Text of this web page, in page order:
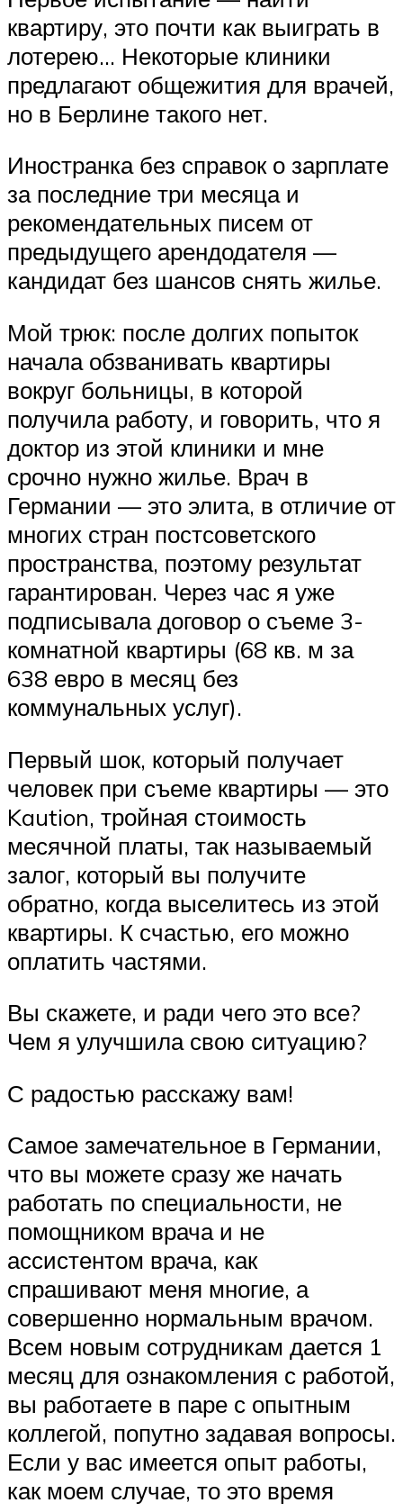
квартиру, это почти как выиграть в
лотерею… Некоторые клиники
предлагают общежития для врачей,
но в Берлине такого нет.
Иностранка без справок о зарплате
за последние три месяца и
рекомендательных писем от
предыдущего арендодателя —
кандидат без шансов снять жилье.
Мой трюк: после долгих попыток
начала обзванивать квартиры
вокруг больницы, в которой
получила работу, и говорить, что я
доктор из этой клиники и мне
срочно нужно жилье. Врач в
Германии — это элита, в отличие от
многих стран постсоветского
пространства, поэтому результат
гарантирован. Через час я уже
подписывала договор о съеме 3-
комнатной квартиры (68 кв. м за
638 евро в месяц без
коммунальных услуг).
Первый шок, который получает
человек при съеме квартиры — это
Kaution, тройная стоимость
месячной платы, так называемый
залог, который вы получите
обратно, когда выселитесь из этой
квартиры. К счастью, его можно
оплатить частями.
Вы скажете, и ради чего это все?
Чем я улучшила свою ситуацию?
С радостью расскажу вам!
Самое замечательное в Германии,
что вы можете сразу же начать
работать по специальности, не
помощником врача и не
ассистентом врача, как
спрашивают меня многие, а
совершенно нормальным врачом.
Всем новым сотрудникам дается 1
месяц для ознакомления с работой,
вы работаете в паре с опытным
коллегой, попутно задавая вопросы.
Если у вас имеется опыт работы,
как моем случае, то это время